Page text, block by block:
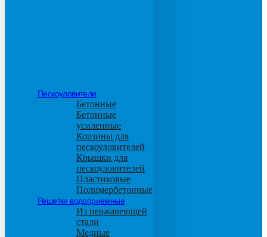
Пескоуловители
Бетонные
Бетонные
усиленные
Корзины для
пескоуловителей
Крышки для
пескоуловителей
Пластиковые
Полимербетонные
Решетки водоприемные
Из нержавеющей
стали
Медные